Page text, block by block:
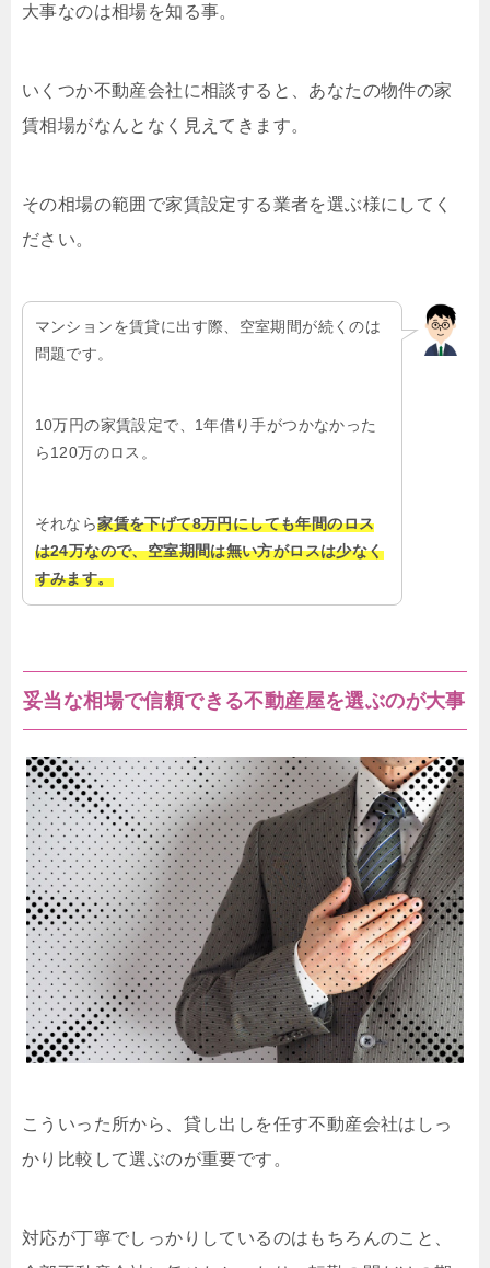
大事なのは相場を知る事。
いくつか不動産会社に相談すると、あなたの物件の家
賃相場がなんとなく見えてきます。
その相場の範囲で家賃設定する業者を選ぶ様にしてく
ださい。
マンションを賃貸に出す際、空室期間が続くのは
問題です。
10万円の家賃設定で、1年借り手がつかなかった
ら120万のロス。
それなら家賃を下げて8万円にしても年間のロス
は24万なので、空室期間は無い方がロスは少なく
すみます。
妥当な相場で信頼できる不動産屋を選ぶのが大事
こういった所から、貸し出しを任す不動産会社はしっ
かり比較して選ぶのが重要です。
対応が丁寧でしっかりしているのはもちろんのこと、